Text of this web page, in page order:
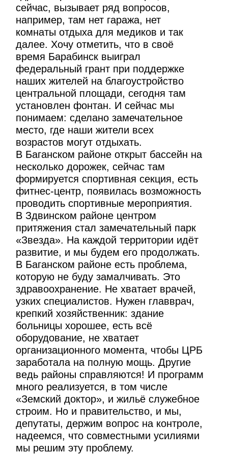
сейчас, вызывает ряд вопросов,
например, там нет гаража, нет
комнаты отдыха для медиков и так
далее. Хочу отметить, что в своё
время Барабинск выиграл
федеральный грант при поддержке
наших жителей на благоустройство
центральной площади, сегодня там
установлен фонтан. И сейчас мы
понимаем: сделано замечательное
место, где наши жители всех
возрастов могут отдыхать.
В Баганском районе открыт бассейн на
несколько дорожек, сейчас там
формируется спортивная секция, есть
фитнес-центр, появилась возможность
проводить спортивные мероприятия.
В Здвинском районе центром
притяжения стал замечательный парк
«Звезда». На каждой территории идёт
развитие, и мы будем его продолжать.
В Баганском районе есть проблема,
которую не буду замалчивать. Это
здравоохранение. Не хватает врачей,
узких специалистов. Нужен главврач,
крепкий хозяйственник: здание
больницы хорошее, есть всё
оборудование, не хватает
организационного момента, чтобы ЦРБ
заработала на полную мощь. Другие
ведь районы справляются! И программ
много реализуется, в том числе
«Земский доктор», и жильё служебное
строим. Но и правительство, и мы,
депутаты, держим вопрос на контроле,
надеемся, что совместными усилиями
мы решим эту проблему.